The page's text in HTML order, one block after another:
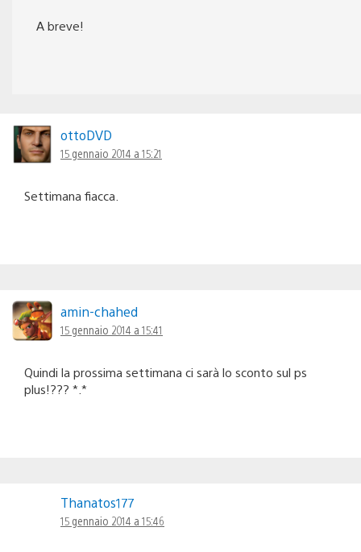
A breve!
ottoDVD
15 gennaio 2014 a 15:21
Settimana fiacca.
amin-chahed
15 gennaio 2014 a 15:41
Quindi la prossima settimana ci sarà lo sconto sul ps
plus!??? *.*
Thanatos177
15 gennaio 2014 a 15:46